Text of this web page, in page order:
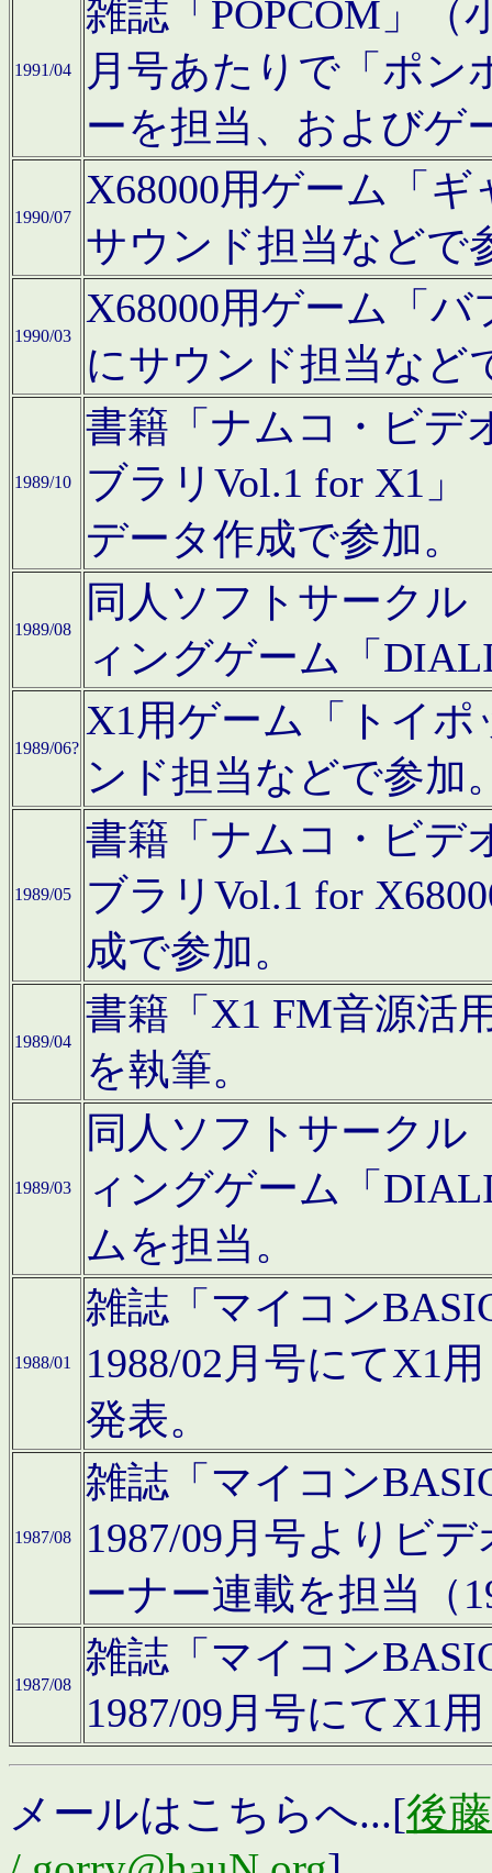
1991/04
雑誌「POPCOM」（
月号あたりで「ポン
ーを担当、およびゲ
1990/07
X68000用ゲーム「
サウンド担当などで
1990/03
X68000用ゲーム「
にサウンド担当など
1989/10
書籍「ナムコ・ビデ
ブラリVol.1 for X1」
データ作成で参加。
1989/08
同人ソフトサークル
ィングゲーム「
1989/06?
X1用ゲーム「トイ
ンド担当などで参加
1989/05
書籍「ナムコ・ビデ
ブラリVol.1 for
成で参加。
1989/04
書籍「X1 FM音源活
を執筆。
1989/03
同人ソフトサークル
ィングゲーム「
ムを担当。
1988/01
雑誌「マイコン
1988/02月号にてX1
発表。
1987/08
雑誌「マイコン
1987/09月号よりビ
ーナー連載を担当（
1987/08
雑誌「マイコン
1987/09月号にてX1
メールはこちらへ...[後